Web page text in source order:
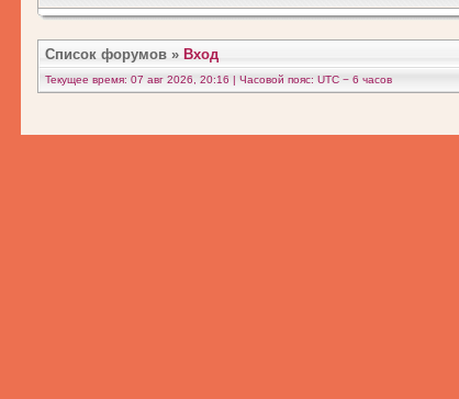
Список форумов » Вход
Текущее время: 07 авг 2026, 20:16 | Часовой пояс: UTC − 6 часов